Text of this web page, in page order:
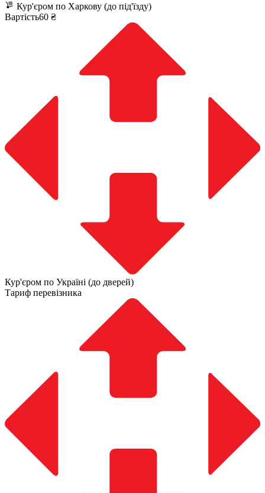
Кур'єром по Харкову (до під'їзду)
Вартість60 ₴
Кур'єром по Україні (до дверей)
Тариф перевізника